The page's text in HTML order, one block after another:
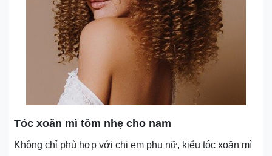
Tóc xoăn mì tôm nhẹ cho nam
Không chỉ phù hợp với chị em phụ nữ, kiểu tóc xoăn mì